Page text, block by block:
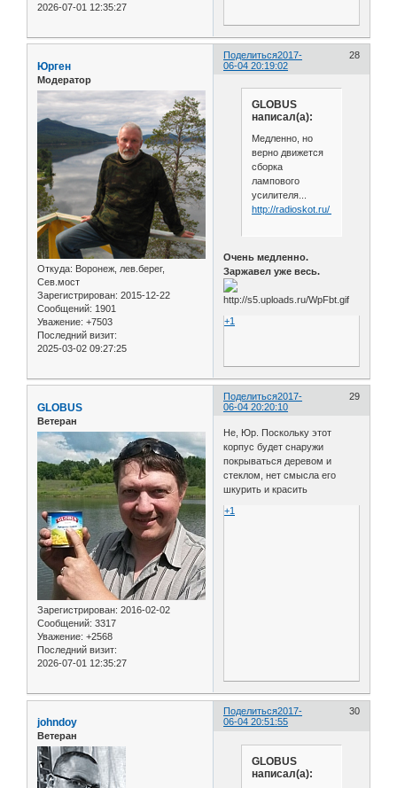
2026-07-01 12:35:27
Поделиться 28
2017-
06-04 20:19:02
Юрген
Модератор
Откуда: Воронеж, лев.берег,
Сев.мост
Зарегистрирован: 2015-12-22
Сообщений: 1901
Уважение: +7503
Последний визит:
2025-03-02 09:27:25
GLOBUS
написал(а):
Медленно, но
верно движется
сборка
лампового
усилителя...
http://radioskot.ru/_fr/123/
Очень медленно.
Заржавел уже весь.
+1
Поделиться 29
2017-
06-04 20:20:10
GLOBUS
Ветеран
Зарегистрирован: 2016-02-02
Сообщений: 3317
Уважение: +2568
Последний визит:
2026-07-01 12:35:27
Не, Юр. Поскольку этот
корпус будет снаружи
покрываться деревом и
стеклом, нет смысла его
шкурить и красить
+1
Поделиться 30
2017-
06-04 20:51:55
johndoy
Ветеран
GLOBUS
написал(а):